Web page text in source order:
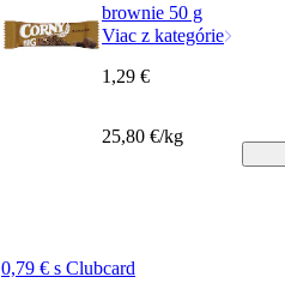
brownie 50 g
Viac z kategórie
0,79 € s Clubcard
1,29 €
25,80 €/kg